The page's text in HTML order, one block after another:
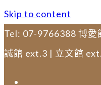
Skip to content
Tel: 07-9766388 博愛
誠館 ext.3 | 立文館